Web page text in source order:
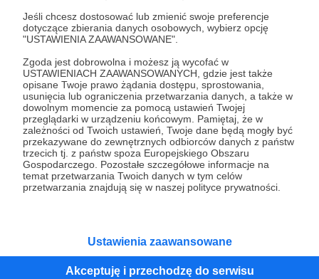
Jeśli chcesz dostosować lub zmienić swoje preferencje
dotyczące zbierania danych osobowych, wybierz opcję
"USTAWIENIA ZAAWANSOWANE".
Zgoda jest dobrowolna i możesz ją wycofać w
USTAWIENIACH ZAAWANSOWANYCH, gdzie jest także
opisane Twoje prawo żądania dostępu, sprostowania,
usunięcia lub ograniczenia przetwarzania danych, a także w
dowolnym momencie za pomocą ustawień Twojej
przeglądarki w urządzeniu końcowym. Pamiętaj, że w
zależności od Twoich ustawień, Twoje dane będą mogły być
przekazywane do zewnętrznych odbiorców danych z państw
trzecich tj. z państw spoza Europejskiego Obszaru
Gospodarczego. Pozostałe szczegółowe informacje na
temat przetwarzania Twoich danych w tym celów
przetwarzania znajdują się w naszej polityce prywatności.
Ustawienia zaawansowane
Akceptuję i przechodzę do serwisu
Kategorie
O Patronite
Dodatkowe produkty
Pomoc
RegulaminPolityka prywatnościPatronite Commons
Unia Europejska